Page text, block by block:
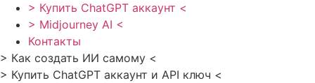
> Купить ChatGPT аккаунт <
> Midjourney AI <
Контакты
> Как создать ИИ самому <
> Купить ChatGPT аккаунт и API ключ <